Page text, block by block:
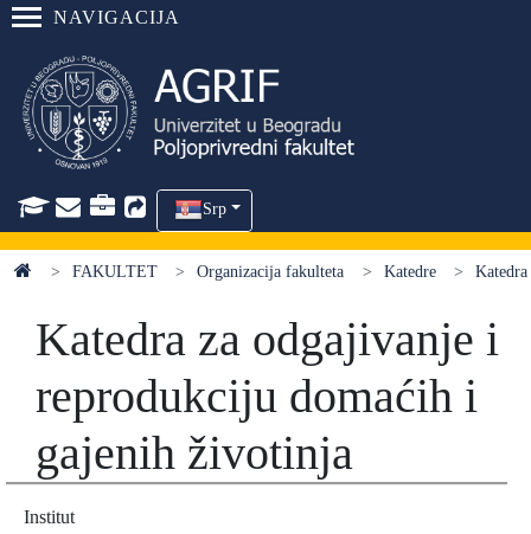
NAVIGACIJA
Srp
FAKULTET Organizacija fakulteta Katedre
Katedra za odgajivanje i
reprodukciju domaćih i
gajenih životinja
Institut